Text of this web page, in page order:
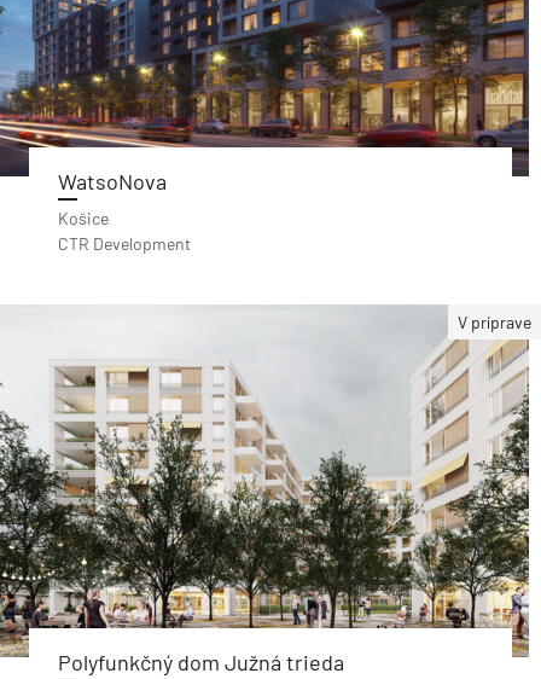
WatsoNova
Košice
CTR Development
V príprave
Polyfunkčný dom Južná trieda